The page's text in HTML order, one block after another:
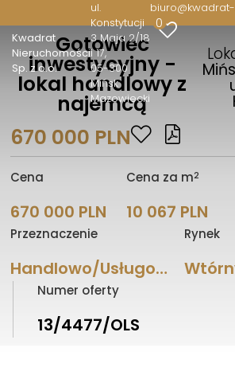
Kwadrat
Nieruchomości
Sp. z o.o.
ul.
Konstytucji
3 Maja 2/18
i 17
05-300
Mińsk
Mazowiecki
0
Gotowiec
inwestycyjny -
lokal handlowy z
najemcą
670 000 PLN
Cena
670 000 PLN
Cena za m2
10 067 PLN
Przeznaczenie
Handlowo/Usługowe
Rynek
Numer oferty
13/4477/OLS